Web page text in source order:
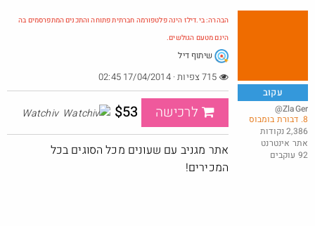
מנוי קפה לחודש בילוו ב 5 ש"ח (!) - לאומי בונוס
₪5.0
@YuvalS04
3· 1 209
עקוב
@ZlaGer
8. דבורת בומבוס
2,386 נקודות
אתר אינטרנט
92 עוקבים
הבהרה: בי.דילז הינה פלטפורמה חברתית פתוחה והתכנים המתפרסמים בה
הינם מטעם הגולשים.
שיתוף דיל
לרכישה $53
Watchiv
אתר מגניב עם שעונים מכל הסוגים בכל
המכירים!